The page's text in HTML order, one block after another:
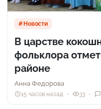
Новости
В царстве
фольклора
районе
Анна Федорова
15 часов назад 33